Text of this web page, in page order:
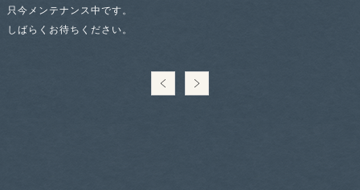
只今メンテナンス中です。
しばらくお待ちください。